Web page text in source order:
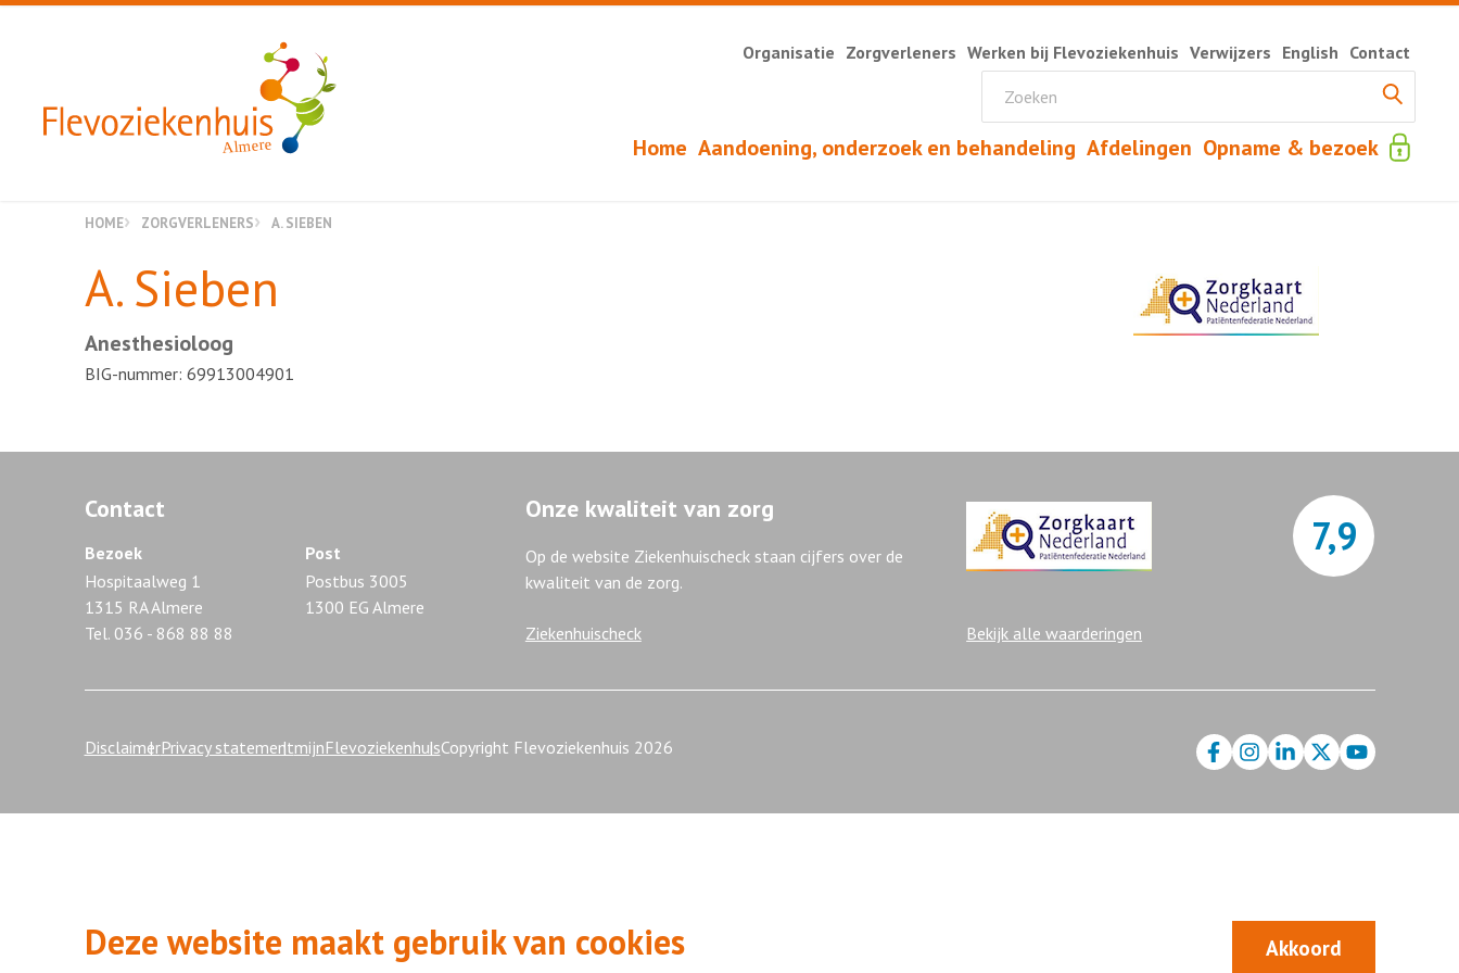
Almere Home Aandoening, onderzoek en behandeling Afdelingen Opname & bezoek
Organisatie Zorgverleners Werken bij Flevoziekenhuis Verwijzers English Contact
HOME ZORGVERLENERS A. SIEBEN
A. Sieben
Anesthesioloog
BIG-nummer: 69913004901
Contact
Bezoek
Hospitaalweg 1
1315 RA Almere
Tel. 036 - 868 88 88
Post
Postbus 3005
1300 EG Almere
Onze kwaliteit van zorg
Op de website Ziekenhuischeck staan cijfers over de
kwaliteit van de zorg.
Ziekenhuischeck
7,9
Bekijk alle waarderingen
DisclaimerPrivacy statementmijnFlevoziekenhuisCopyright Flevoziekenhuis 2026
Deze website maakt gebruik van cookies Akkoord